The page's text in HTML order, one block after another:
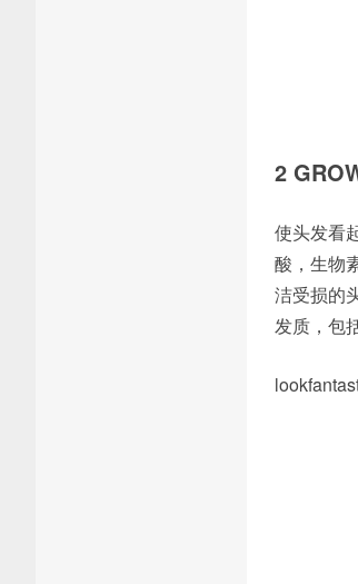
2
使头发看
酸，生物
洁受损的
发质，包